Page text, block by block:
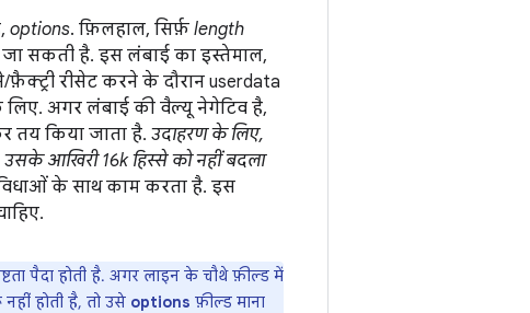
options. फ़िलहाल, सिर्फ़ length
सकती है. इस लंबाई का इस्तेमाल,
रीसेट करने के दौरान userdata
लिए. अगर लंबाई की वैल्यू नेगेटिव है,
तय किया जाता है. उदाहरण के लिए,
आखिरी 16k हिस्से को नहीं बदला
के साथ काम करता है. इस
पैदा होती है. अगर लाइन के चौथे फ़ील्ड में
नहीं होती है, तो उसे options फ़ील्ड माना